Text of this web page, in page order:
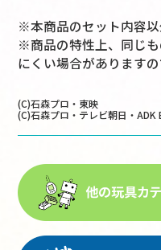
※本商品のセット内容以
※商品の特性上、同じ
にくい場合があります
(C)石森プロ・東映
(C)石森プロ・テレビ朝日・ADK